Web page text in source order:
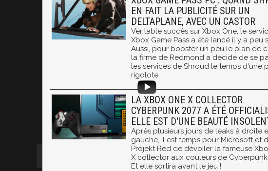
EN FAIT LA PUBLICITÉ SUR UN
DELTAPLANE, AVEC UN CASTOR
Véritable succès sur Xbox One, le
Xbox Game Pass a été lancé il y a peu
Aussi, pour booster un peu le plan de
la firme de Redmond a décidé de se
les services de Shroud le temps d'une
rigolote.
LA XBOX ONE X COLLECTOR
CYBERPUNK 2077 A ÉTÉ
ELLE EST D'UNE BEAUTÉ
Après plusieurs jours de leaks à droite
gauche, il est temps pour Microsoft et
Projekt Red de dévoiler la fameuse
X collector aux couleurs de Cyberpunk
Et elle sortira avant le jeu !